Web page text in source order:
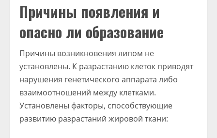
Причины появления и
опасно ли образование
Причины возникновения липом не
установлены. К разрастанию клеток приводят
нарушения генетического аппарата либо
взаимоотношений между клетками.
Установлены факторы, способствующие
развитию разрастаний жировой ткани: